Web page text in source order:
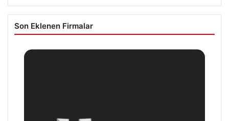
Son Eklenen Firmalar